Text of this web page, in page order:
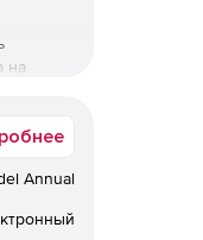
на
их
Annual